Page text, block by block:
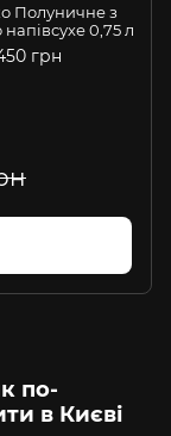
Полуничне з
0,75 л
грн
по-
в Києві